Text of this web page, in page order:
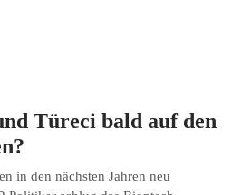
Türeci bald auf den
in den nächsten Jahren neu